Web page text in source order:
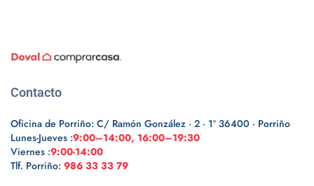
Contacto
Oficina de Porriño: C/ Ramón González · 2 · 1º 36400 · Porriño
Lunes-Jueves :9:00–14:00, 16:00–19:30
Viernes :9:00-14:00
Tlf. Porriño: 986 33 33 79